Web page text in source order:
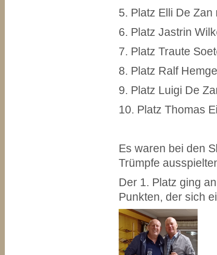
5. Platz Elli De
6. Platz Jastrin
7. Platz Traute
8. Platz Ralf
9. Platz Luigi De
10. Platz Thomas
Es waren bei den
Trümpfe
Der 1. Platz ging
Punkten, der sich